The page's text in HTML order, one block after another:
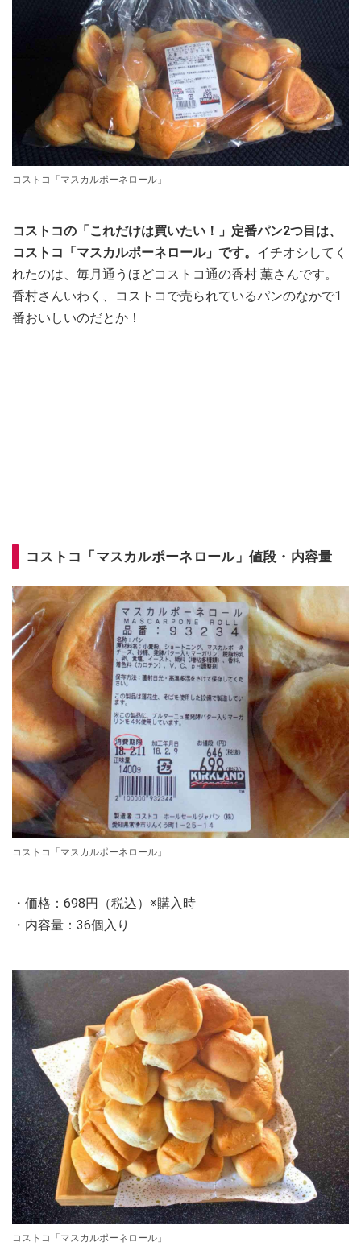
コストコ「マスカルポーネロール」
コストコの「これだけは買いたい！」定番パン2つ目は、
コストコ「マスカルポーネロール」です。 イチオシしてく
れたのは、毎月通うほどコストコ通の香村 薫さんです。
香村さんいわく、コストコで売られているパンのなかで1
番おいしいのだとか！
コストコ「マスカルポーネロール」値段・内容量
コストコ「マスカルポーネロール」
・価格：698円（税込）※購入時
・内容量：36個入り
コストコ「マスカルポーネロール」